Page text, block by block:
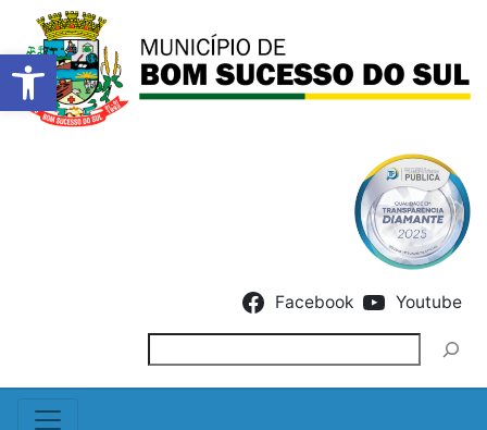
Barra de Ferramentas
Facebook Youtube